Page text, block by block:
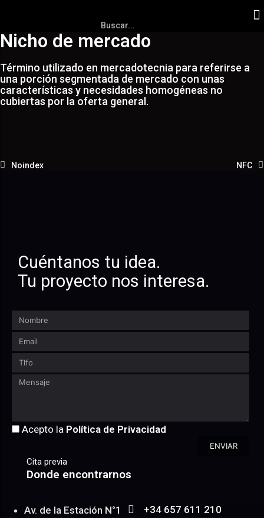
Nicho de mercado
Término utilizado en mercadotecnia para referirse a
una porción segmentada de mercado con unas
características y necesidades homogéneas no
cubiertas por la oferta general.
Noindex NFC
Cuéntanos tu idea.
Tu proyecto nos interesa.
Acepto la Política de Privacidad
ENVIAR
Cita previa
Donde encontrarnos
Av. de la Estación N°1
+34 657 611 210